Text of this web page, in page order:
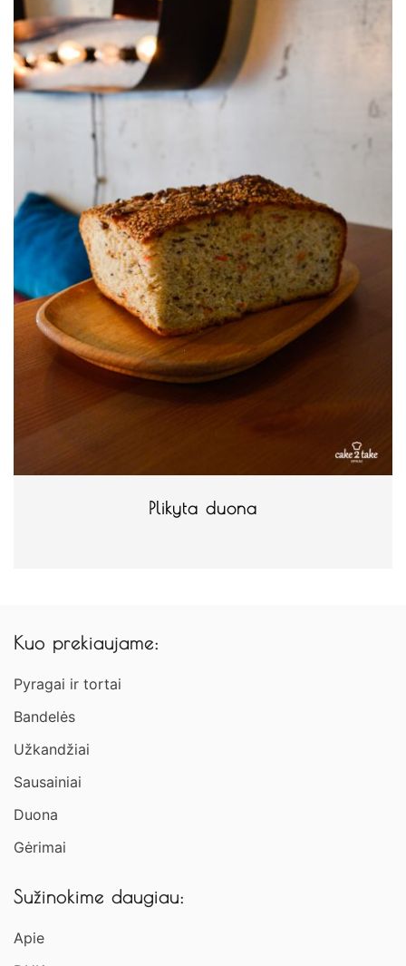
Plikyta duona
Kuo prekiaujame:
Pyragai ir tortai
Bandelės
Užkandžiai​
Sausainiai
Duona
Gėrimai
Sužinokime daugiau:
Apie